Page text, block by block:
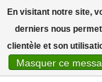
En visitant notre site,
derniers nous
clientèle et son
Masquer ce